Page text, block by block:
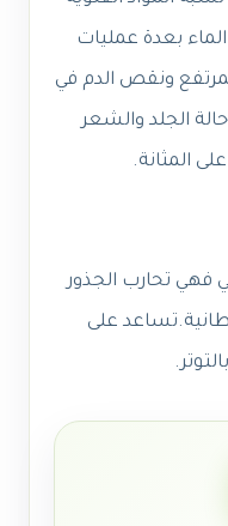
بعدة عمليات
ونقص الدم في
الجلد والشعر
المثانة.
فهي تحارب الجذور
تساعد على